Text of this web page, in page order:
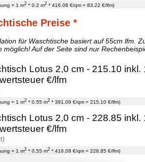
= 1 m2 * 0.2 m2 * 416.08 €/qm = 83.22 €/lfm)
Preise *
für Waschtische basiert auf 55cm lfm.
möglich! Auf der Seite sind nur
Lotus 2,0 cm - 215.10 inkl.
€/lfm
= 1 m2 * 0.55 m2 * 391.09 €/qm = 215.10 €/lfm)
Lotus 2,0 cm - 228.85 inkl.
€/lfm
= 1 m2 * 0.55 m2 * 416.08 €/qm = 228.85 €/lfm)